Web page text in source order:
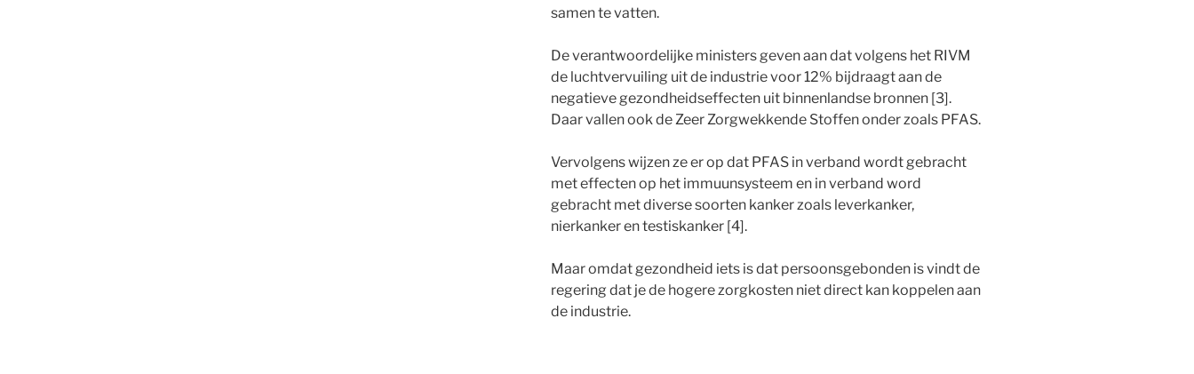
samen te vatten.
De verantwoordelijke ministers geven aan dat volgens het RIVM
de luchtvervuiling uit de industrie voor 12% bijdraagt aan de
negatieve gezondheidseffecten uit binnenlandse bronnen [3].
Daar vallen ook de Zeer Zorgwekkende Stoffen onder zoals PFAS.
Vervolgens wijzen ze er op dat PFAS in verband wordt gebracht
met effecten op het immuunsysteem en in verband word
gebracht met diverse soorten kanker zoals leverkanker,
nierkanker en testiskanker [4].
Maar omdat gezondheid iets is dat persoonsgebonden is vindt de
regering dat je de hogere zorgkosten niet direct kan koppelen aan
de industrie.